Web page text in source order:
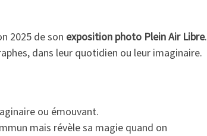
2025 de son exposition photo Plein Air Libre.
dans leur quotidien ou leur imaginaire.
ou émouvant.
mais révèle sa magie quand on